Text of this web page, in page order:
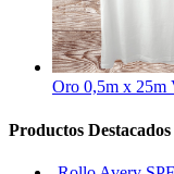
Oro 0,5m x 25m
Productos Destacados